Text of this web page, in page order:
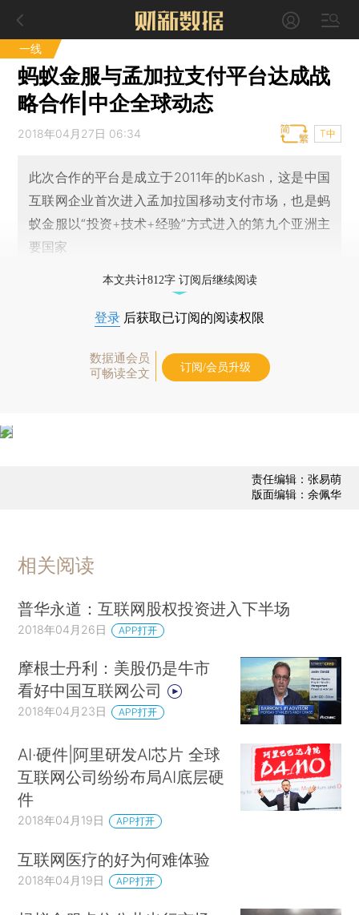
一线
蚂蚁金服与孟加拉支付平台达成战
略合作|中企全球动态
2018年04月27日 06:34 T中
此次合作的平台是成立于2011年的bKash，这是中国
互联网企业首次进入孟加拉国移动支付市场，也是蚂
蚁金服以“投资+技术+经验”方式进入的第九个亚洲主
要国家
本文共计812字 订阅后继续阅读
登录 后获取已订阅的阅读权限
数据通会员
可畅读全文
订阅/会员升级
责任编辑：张易萌
版面编辑：余佩华
相关阅读
普华永道：互联网股权投资进入下半场
2018年04月26日 APP打开
摩根士丹利：美股仍是牛市
看好中国互联网公司
2018年04月23日 APP打开
AI·硬件|阿里研发AI芯片 全球
互联网公司纷纷布局AI底层硬
件
2018年04月19日 APP打开
互联网医疗的好为何难体验
2018年04月19日 APP打开